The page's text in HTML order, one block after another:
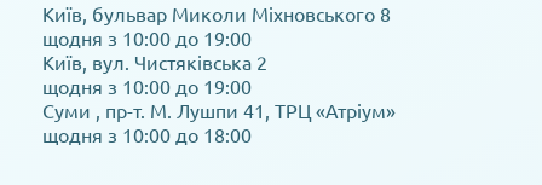
Київ, бульвар Миколи Міхновського 8
щодня з 10:00 до 19:00
Київ, вул. Чистяківська 2
щодня з 10:00 до 19:00
Суми , пр-т. М. Лушпи 41, ТРЦ «Атріум»
щодня з 10:00 до 18:00